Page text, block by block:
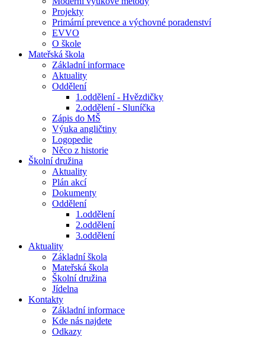
Projekty
Primární prevence a výchovné poradenství
EVVO
O škole
Mateřská škola
Základní informace
Aktuality
Oddělení
1.oddělení - Hvězdičky
2.oddělení - Sluníčka
Zápis do MŠ
Výuka angličtiny
Logopedie
Něco z historie
Školní družina
Aktuality
Plán akcí
Dokumenty
Oddělení
1.oddělení
2.oddělení
3.oddělení
Aktuality
Základní škola
Mateřská škola
Školní družina
Jídelna
Kontakty
Základní informace
Kde nás najdete
Odkazy